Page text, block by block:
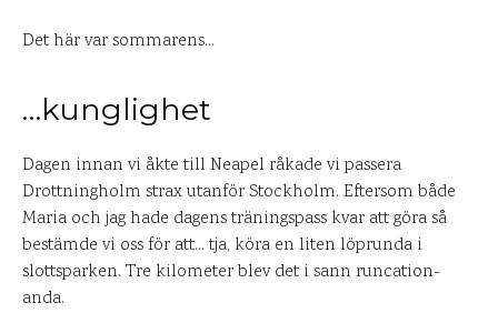
Det här var sommarens…
…kunglighet
Dagen innan vi åkte till Neapel råkade vi passera
Drottningholm strax utanför Stockholm. Eftersom både
Maria och jag hade dagens träningspass kvar att göra så
bestämde vi oss för att… tja, köra en liten löprunda i
slottsparken. Tre kilometer blev det i sann runcation-
anda.